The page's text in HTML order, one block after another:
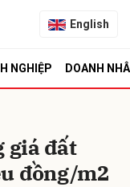
English
NGHIỆP DOANH
giá đất
đồng/m2